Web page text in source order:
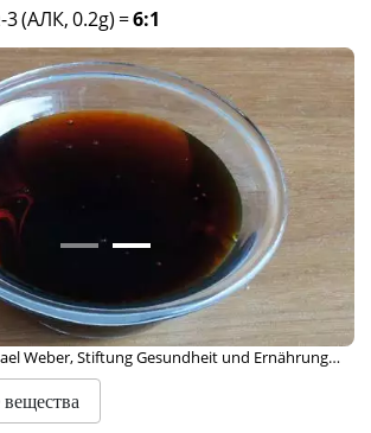
(АЛК, 0.2g) =6:1
Weber, Stiftung Gesundheit und Ernährung